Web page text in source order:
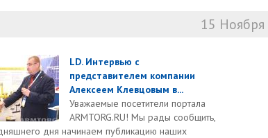
15 Ноября
LD. Интервью с
представителем компании
Алексеем Клевцовым в...
Уважаемые посетители портала
ARMTORG.RU! Мы рады сообщить,
дня начинаем публикацию наших